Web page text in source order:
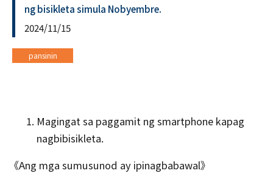
ng bisikleta simula Nobyembre.
2024/11/15
pansinin
Magingat sa paggamit ng smartphone kapag
nagbibisikleta.
《Ang mga sumusunod ay ipinagbabawal》